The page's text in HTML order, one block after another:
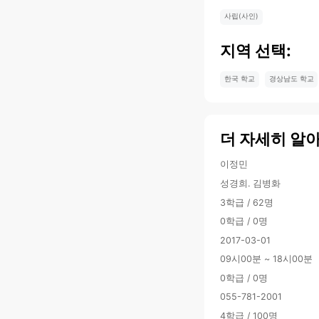
사립(사인)
지역 선택:
한국 학교 경상남도 학교
더 자세히 알
이정민
성경희. 김병화
3학급 / 62명
0학급 / 0명
2017-03-01
09시00분 ~ 18시00분
0학급 / 0명
055-781-2001
4학급 / 100명